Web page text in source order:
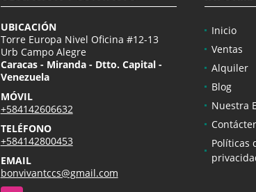
UBICACIÓN
Torre Europa Nivel Oficina #12-13
Urb Campo Alegre
Caracas - Miranda - Dtto. Capital -
Venezuela
MÓVIL
+584142606632
TELÉFONO
+584142800453
EMAIL
bonvivantccs@gmail.com
Inicio
Ventas
Alquiler
Blog
Nuestra
Políticas